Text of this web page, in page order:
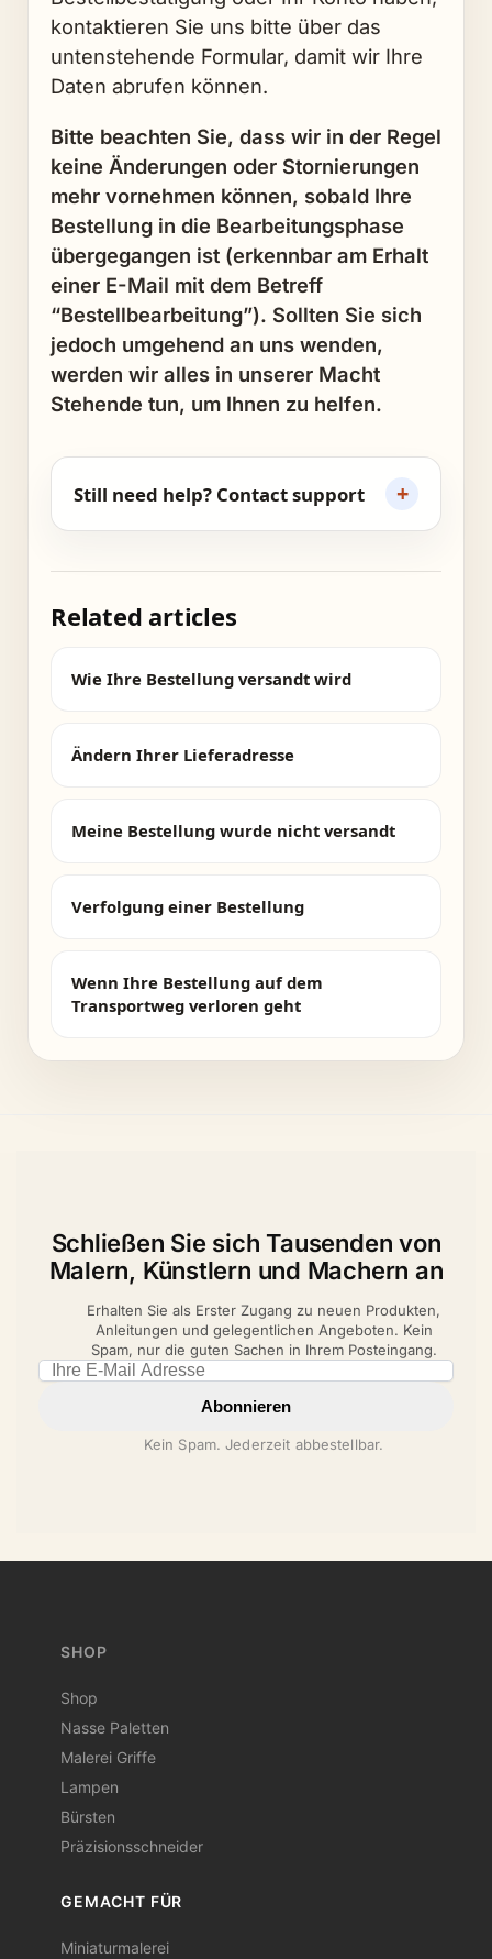
kontaktieren Sie uns bitte über das
untenstehende Formular, damit wir Ihre
Daten abrufen können.
Bitte beachten Sie, dass wir in der Regel
keine Änderungen oder Stornierungen
mehr vornehmen können, sobald Ihre
Bestellung in die Bearbeitungsphase
übergegangen ist (erkennbar am Erhalt
einer E-Mail mit dem Betreff
“Bestellbearbeitung”). Sollten Sie sich
jedoch umgehend an uns wenden,
werden wir alles in unserer Macht
Stehende tun, um Ihnen zu helfen.
Still need help? Contact support +
Related articles
Wie Ihre Bestellung versandt wird
Ändern Ihrer Lieferadresse
Meine Bestellung wurde nicht versandt
Verfolgung einer Bestellung
Wenn Ihre Bestellung auf dem
Transportweg verloren geht
Schließen Sie sich Tausenden von
Malern, Künstlern und Machern an
Erhalten Sie als Erster Zugang zu neuen Produkten,
Anleitungen und gelegentlichen Angeboten. Kein
Spam, nur die guten Sachen in Ihrem Posteingang.
Email address
Abonnieren
Kein Spam. Jederzeit abbestellbar.
SHOP
Shop
Nasse Paletten
Malerei Griffe
Lampen
Bürsten
Präzisionsschneider
GEMACHT FÜR
Miniaturmalerei